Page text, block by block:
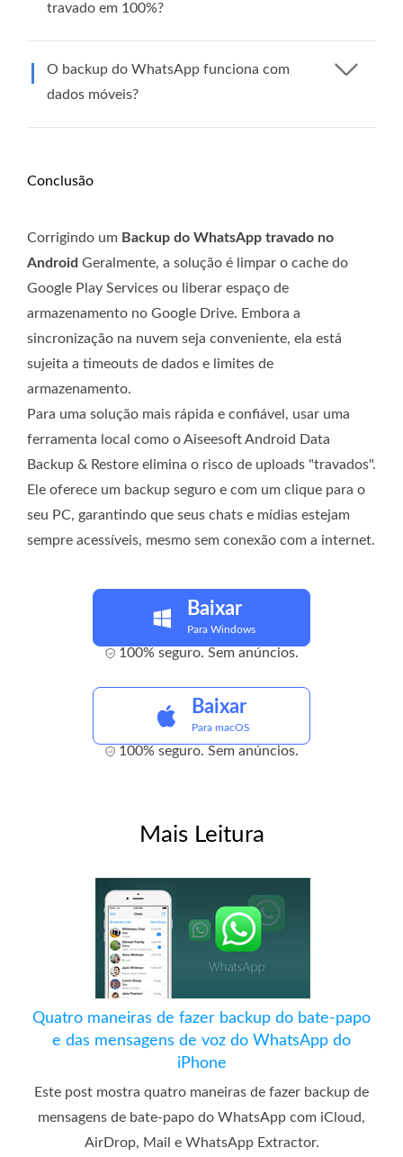
travado em 100%?
O backup do WhatsApp funciona com
dados móveis?
Conclusão
Corrigindo um Backup do WhatsApp travado no
Android Geralmente, a solução é limpar o cache do
Google Play Services ou liberar espaço de
armazenamento no Google Drive. Embora a
sincronização na nuvem seja conveniente, ela está
sujeita a timeouts de dados e limites de
armazenamento.
Para uma solução mais rápida e confiável, usar uma
ferramenta local como o Aiseesoft Android Data
Backup & Restore elimina o risco de uploads "travados".
Ele oferece um backup seguro e com um clique para o
seu PC, garantindo que seus chats e mídias estejam
sempre acessíveis, mesmo sem conexão com a internet.
Baixar
Para Windows
100% seguro. Sem anúncios.
Baixar
Para macOS
100% seguro. Sem anúncios.
Mais Leitura
Quatro maneiras de fazer backup do bate-papo
e das mensagens de voz do WhatsApp do
iPhone
Este post mostra quatro maneiras de fazer backup de
mensagens de bate-papo do WhatsApp com iCloud,
AirDrop, Mail e WhatsApp Extractor.